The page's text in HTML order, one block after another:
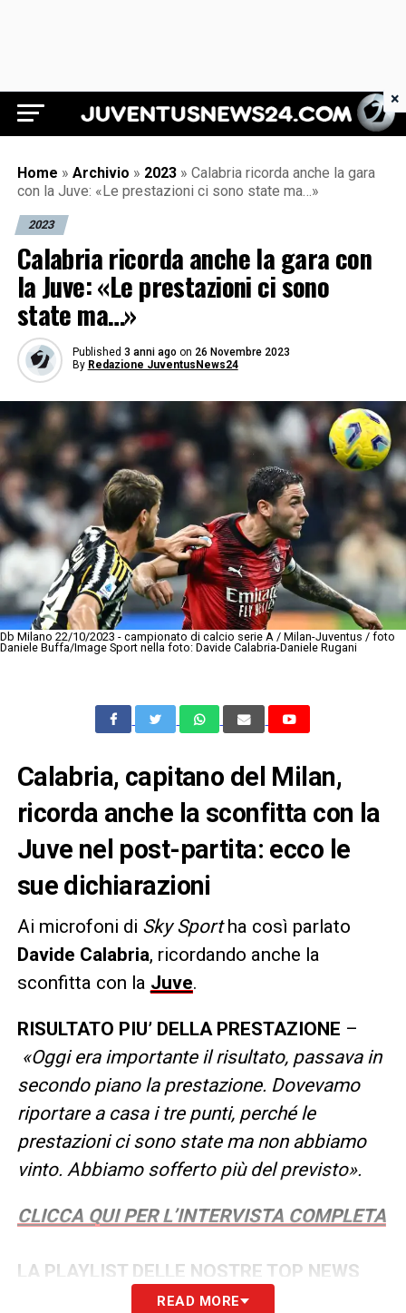
Juventus News 24
Home » Archivio » 2023 » Calabria ricorda anche la gara
con la Juve: «Le prestazioni ci sono state ma…»
2023
Calabria ricorda anche la gara con
la Juve: «Le prestazioni ci sono
state ma…»
Published 3 anni ago on 26 Novembre 2023
By Redazione JuventusNews24
Db Milano 22/10/2023 - campionato di calcio serie A / Milan-Juventus / foto
Daniele Buffa/Image Sport nella foto: Davide Calabria-Daniele Rugani
Calabria, capitano del Milan,
ricorda anche la sconfitta con la
Juve nel post-partita: ecco le
sue dichiarazioni
Ai microfoni di Sky Sportha così parlato
Davide Calabria, ricordando anche la
sconfitta con la Juve.
RISULTATO PIU’ DELLA PRESTAZIONE –
«Oggi era importante il risultato, passava in
secondo piano la prestazione. Dovevamo
riportare a casa i tre punti, perché le
prestazioni ci sono state ma non abbiamo
vinto. Abbiamo sofferto più del previsto».
CLICCA QUI PER L’INTERVISTA COMPLETA
LA PLAYLIST DELLE NOSTRE TOP NEWS
READ MORE
×